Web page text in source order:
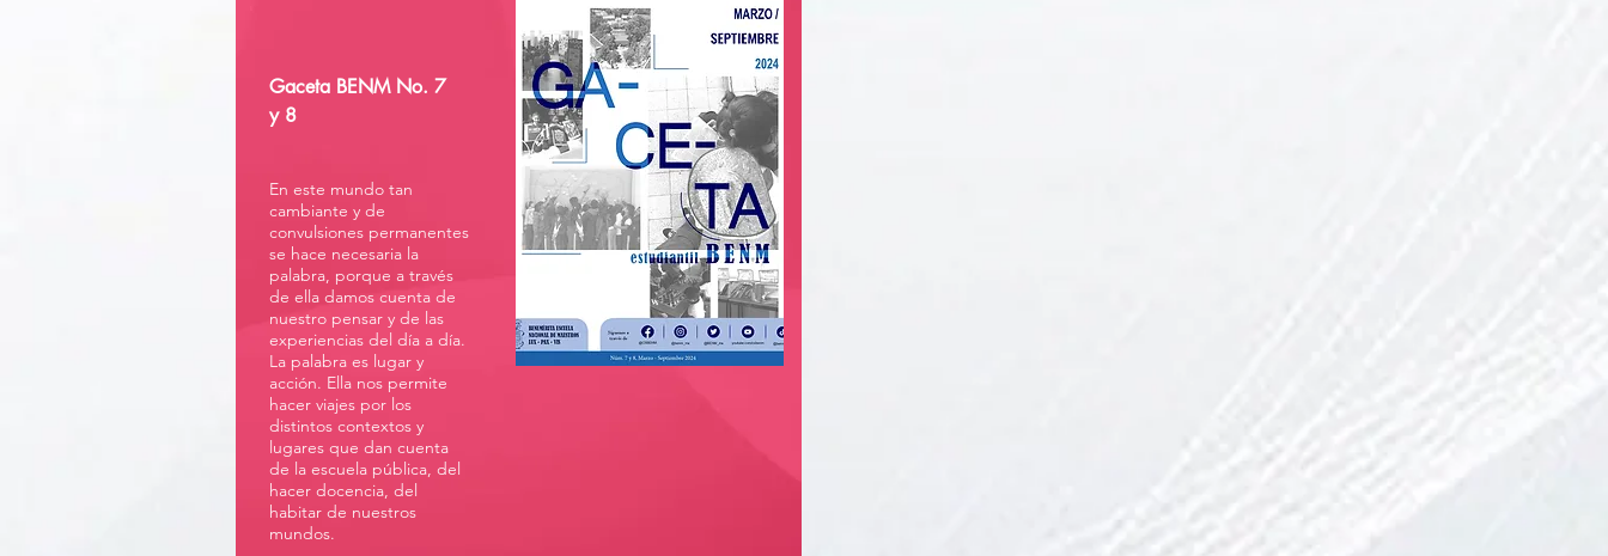
Gaceta BENM No. 7
y 8
En este mundo tan
cambiante y de
convulsiones permanentes
se hace necesaria la
palabra, porque a través
de ella damos cuenta de
nuestro pensar y de las
experiencias del día a día.
La palabra es lugar y
acción. Ella nos permite
hacer viajes por los
distintos contextos y
lugares que dan cuenta
de la escuela pública, del
hacer docencia, del
habitar de nuestros
mundos.